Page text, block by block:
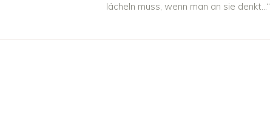
lächeln muss, wenn man an sie denkt…“